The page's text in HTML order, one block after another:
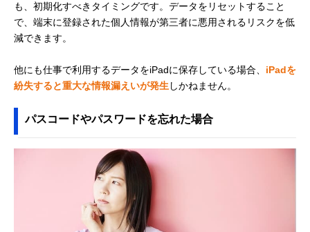
も、初期化すべきタイミングです。データをリセットすること
で、端末に登録された個人情報が第三者に悪用されるリスクを低
減できます。
他にも仕事で利用するデータをiPadに保存している場合、 iPadを
紛失すると重大な情報漏えいが発生しかねません。
パスコードやパスワードを忘れた場合